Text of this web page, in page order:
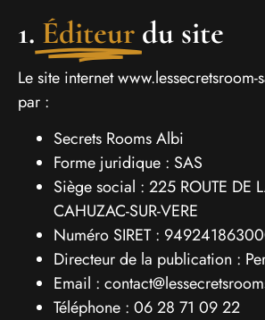
1. Éditeur du site
Le site internet
par :
Secrets Rooms Albi
Forme juridique : SAS
Siège social : 225 ROUTE DE
CAHUZAC-SUR-VERE
Numéro SIRET :
Directeur de la publication :
Email :
Téléphone : 06 28 71 09 22